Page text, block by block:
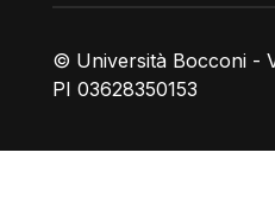
© Università Bocconi -
PI 03628350153